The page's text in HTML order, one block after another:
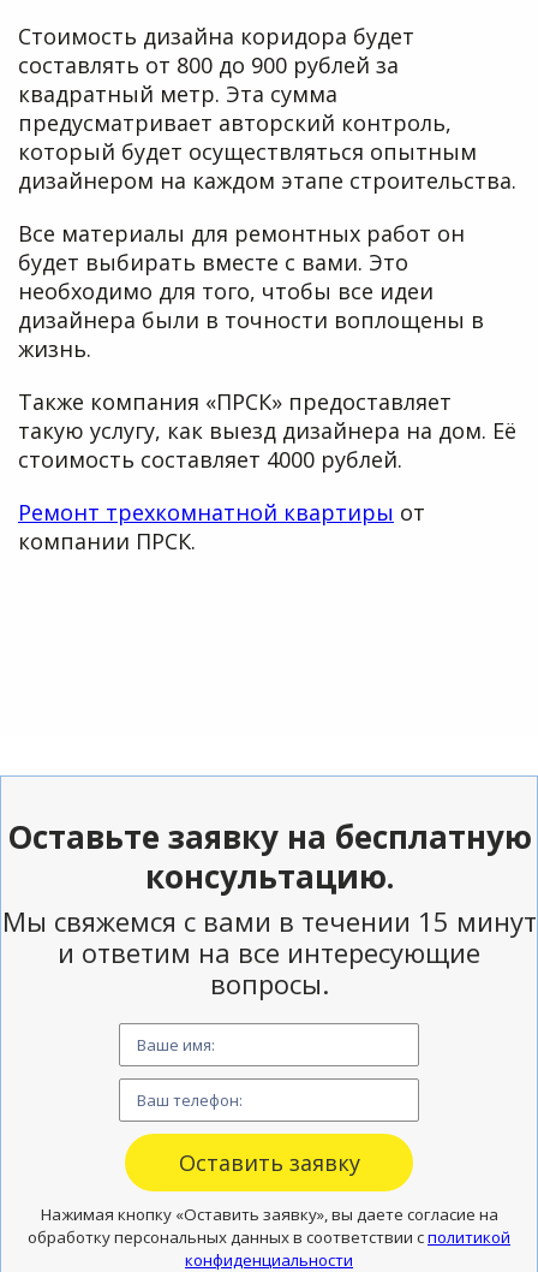
Стоимость дизайна коридора будет
составлять от 800 до 900 рублей за
квадратный метр. Эта сумма
предусматривает авторский контроль,
который будет осуществляться опытным
дизайнером на каждом этапе строительства.
Все материалы для ремонтных работ он
будет выбирать вместе с вами. Это
необходимо для того, чтобы все идеи
дизайнера были в точности воплощены в
жизнь.
Также компания «ПРСК» предоставляет
такую услугу, как выезд дизайнера на дом. Её
стоимость составляет 4000 рублей.
Ремонт трехкомнатной квартиры от
компании ПРСК.
Оставьте заявку на бесплатную
консультацию.
Мы свяжемся с вами в течении 15 минут
и ответим на все интересующие
вопросы.
Нажимая кнопку «Оставить заявку», вы даете согласие на
обработку персональных данных в соответствии сполитикой
конфиденциальности